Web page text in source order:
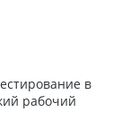
в
рабочий